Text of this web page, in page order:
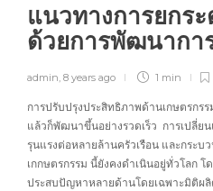
แนวทางการยกร
ด้วยการพัฒนากา
admin, 8 years ago 1 min
การ​ปรับ​ปรุง​ประสิทธิภาพ​ด้าน​เกษตรกร
แล้ว​ก็​พัฒนา​ขึ้น​อย่าง​รวด​เร็ว การ​เปลี่ย
รุนแรง​ต่อ​หลาย​ล้าน​ครัวเรือน ​และ​กระ
เกกษตรกรรม ​นี้​ยัง​คง​ดำเนิน​อยู่​ทั่ว​โลก โ
ประสบปัญหาหลายด้านโดยเฉพาะมิติผ